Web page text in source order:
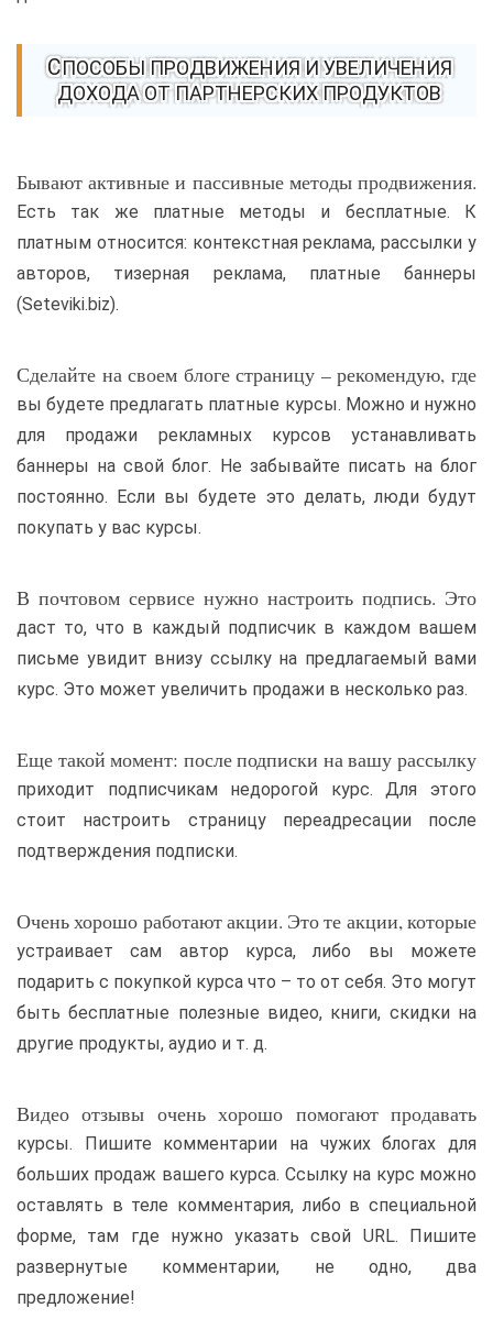
СПОСОБЫ ПРОДВИЖЕНИЯ И УВЕЛИЧЕНИЯ
ДОХОДА ОТ ПАРТНЕРСКИХ ПРОДУКТОВ
Бывают активные и пассивные методы продвижения.
Есть так же платные методы и бесплатные. К
платным относится: контекстная реклама, рассылки у
авторов, тизерная реклама, платные баннеры
(Seteviki.biz).
Сделайте на своем блоге страницу – рекомендую, где
вы будете предлагать платные курсы. Можно и нужно
для продажи рекламных курсов устанавливать
баннеры на свой блог. Не забывайте писать на блог
постоянно. Если вы будете это делать, люди будут
покупать у вас курсы.
В почтовом сервисе нужно настроить подпись. Это
даст то, что в каждый подписчик в каждом вашем
письме увидит внизу ссылку на предлагаемый вами
курс. Это может увеличить продажи в несколько раз.
Еще такой момент: после подписки на вашу рассылку
приходит подписчикам недорогой курс. Для этого
стоит настроить страницу переадресации после
подтверждения подписки.
Очень хорошо работают акции. Это те акции, которые
устраивает сам автор курса, либо вы можете
подарить с покупкой курса что – то от себя. Это могут
быть бесплатные полезные видео, книги, скидки на
другие продукты, аудио и т. д.
Видео отзывы очень хорошо помогают продавать
курсы. Пишите комментарии на чужих блогах для
больших продаж вашего курса. Ссылку на курс можно
оставлять в теле комментария, либо в специальной
форме, там где нужно указать свой URL. Пишите
развернутые комментарии, не одно, два
предложение!